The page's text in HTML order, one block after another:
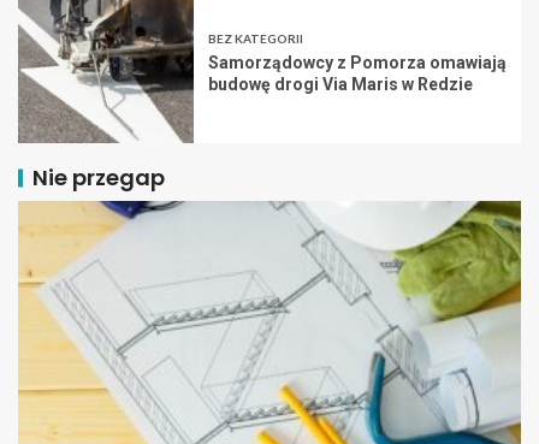
BEZ KATEGORII
Samorządowcy z Pomorza omawiają
budowę drogi Via Maris w Redzie
Nie przegap